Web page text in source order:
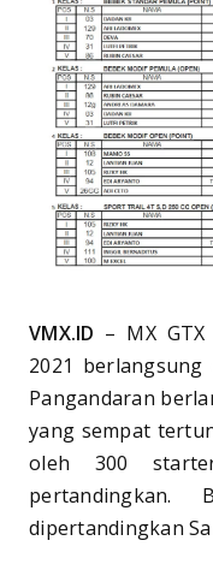
VMX.ID – MX
2021
Pangandaran
yang sempat
oleh 300
dipertandingkan